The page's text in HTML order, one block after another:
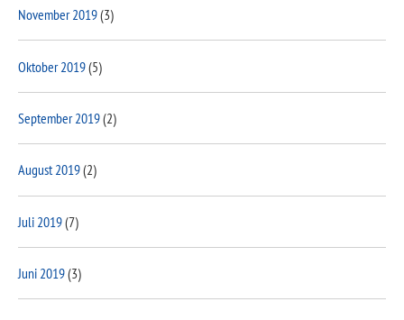
November 2019(3)
Oktober 2019(5)
September 2019(2)
August 2019(2)
Juli 2019(7)
Juni 2019(3)